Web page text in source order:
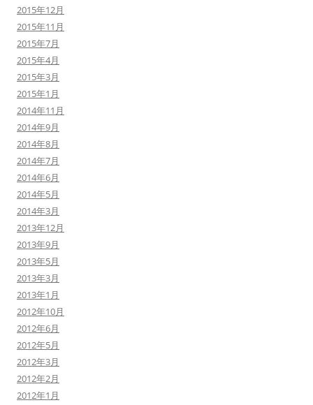
2015年12月
2015年11月
2015年7月
2015年4月
2015年3月
2015年1月
2014年11月
2014年9月
2014年8月
2014年7月
2014年6月
2014年5月
2014年3月
2013年12月
2013年9月
2013年5月
2013年3月
2013年1月
2012年10月
2012年6月
2012年5月
2012年3月
2012年2月
2012年1月